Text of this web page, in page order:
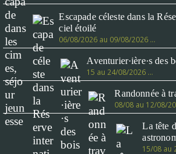
Escapade céleste dans la
ciel étoilé
06/08/2026 au 09/08/2026 …
Aventurier·ière·s des
15 au 24/08/2026 …
Randonnée à
08/08 au 12/08/
La tête
15/08 au